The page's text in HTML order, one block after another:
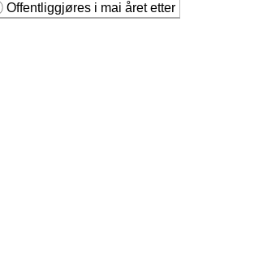
Offentliggjøres i mai året etter